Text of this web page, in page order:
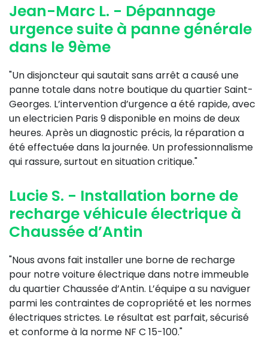
Jean-Marc L. - Dépannage
urgence suite à panne générale
dans le 9ème
"Un disjoncteur qui sautait sans arrêt a causé une
panne totale dans notre boutique du quartier Saint-
Georges. L’intervention d’urgence a été rapide, avec
un electricien Paris 9 disponible en moins de deux
heures. Après un diagnostic précis, la réparation a
été effectuée dans la journée. Un professionnalisme
qui rassure, surtout en situation critique."
Lucie S. - Installation borne de
recharge véhicule électrique à
Chaussée d’Antin
"Nous avons fait installer une borne de recharge
pour notre voiture électrique dans notre immeuble
du quartier Chaussée d’Antin. L’équipe a su naviguer
parmi les contraintes de copropriété et les normes
électriques strictes. Le résultat est parfait, sécurisé
et conforme à la norme NF C 15-100."